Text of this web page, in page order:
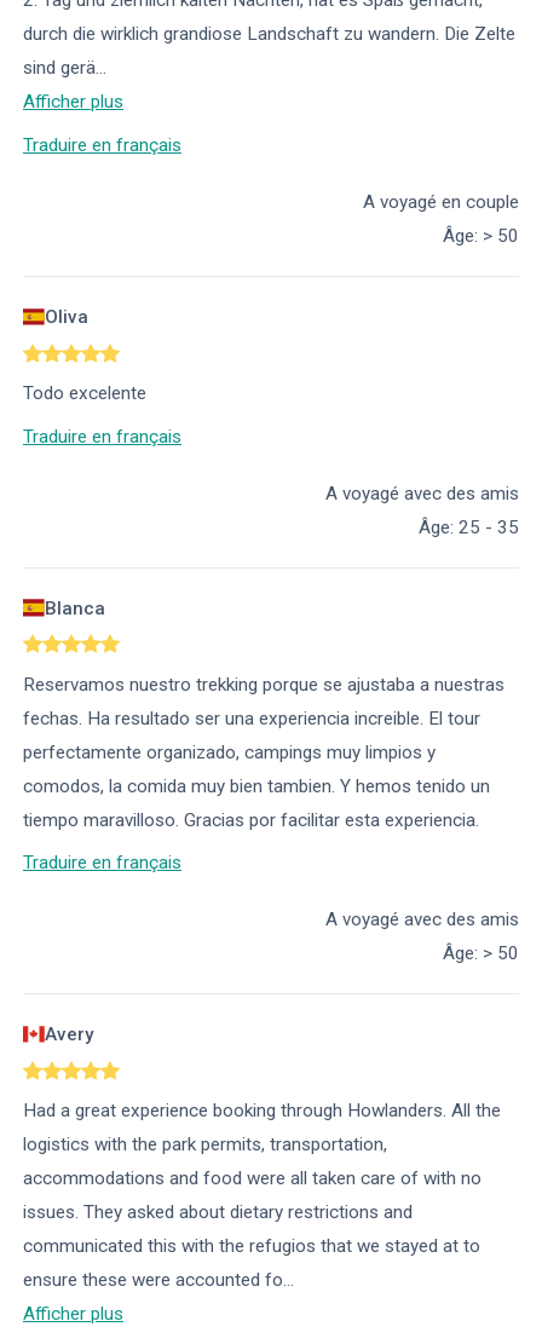
durch die wirklich grandiose Landschaft zu wandern. Die Zelte
sind gerä...
Afficher plus
Traduire en français
A voyagé en couple
Âge: > 50
Oliva
Todo excelente
Traduire en français
A voyagé avec des amis
Âge: 25 - 35
Blanca
Reservamos nuestro trekking porque se ajustaba a nuestras
fechas. Ha resultado ser una experiencia increible. El tour
perfectamente organizado, campings muy limpios y
comodos, la comida muy bien tambien. Y hemos tenido un
tiempo maravilloso. Gracias por facilitar esta experiencia.
Traduire en français
A voyagé avec des amis
Âge: > 50
Avery
Had a great experience booking through Howlanders. All the
logistics with the park permits, transportation,
accommodations and food were all taken care of with no
issues. They asked about dietary restrictions and
communicated this with the refugios that we stayed at to
ensure these were accounted fo...
Afficher plus